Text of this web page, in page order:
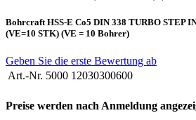
Bohrcraft HSS-E Co5 DIN 338 TURBO STEP
(VE=10 STK) (VE = 10 Bohrer)
Geben Sie die erste Bewertung ab
Art.-Nr. 5000 12030300600
Preise werden nach Anmeldung